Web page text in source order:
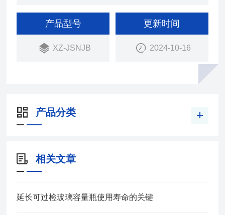
实验，测定不用药物对细菌的敏感度
产品型号
XZ-JSNJB
更新时间
2024-10-16
产品分类
相关文章
延长可过检玻璃容量瓶使用寿命的关键